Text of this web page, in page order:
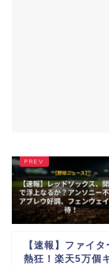
【速報】ファイ
熱狂！楽天5万個